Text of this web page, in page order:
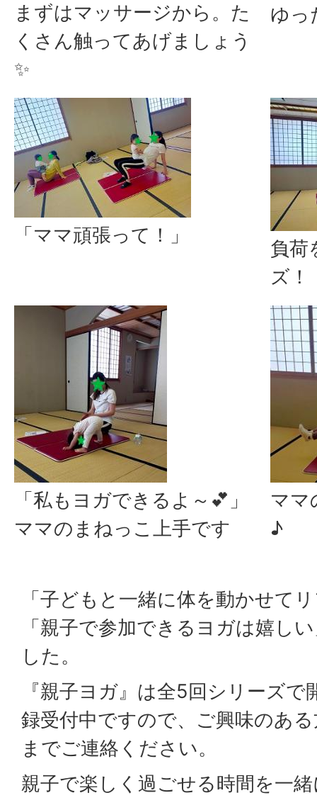
まずはマッサージから。た
くさん触ってあげましょう
✨
ゆっ
「ママ頑張って！」
負荷
ズ！
「私もヨガできるよ～💕」
ママのまねっこ上手です
ママ
♪
「子どもと一緒に体を動かせて
「親子で参加できるヨガは嬉し
した。
『親子ヨガ』は全5回シリーズ
録受付中ですので、ご興味のあ
までご連絡ください。
親子で楽しく過ごせる時間を一